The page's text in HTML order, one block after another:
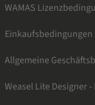
WAMAS
Einkaufsbedingungen
Allgemeine
Weasel Lite Designer